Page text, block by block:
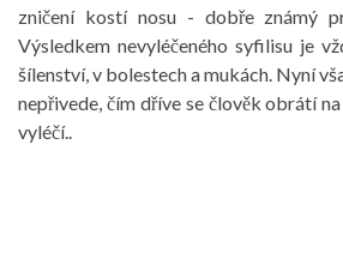
zničení kostí nosu - dobře známý
Výsledkem nevyléčeného syfilisu je
šílenství, v bolestech a mukách. Nyní
nepřivede, čím dříve se člověk obrátí
vyléčí..